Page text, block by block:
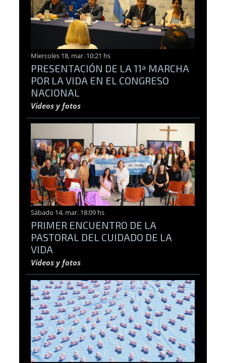
Miercoles 18, mar. 10:21 hs
PRESENTACIÓN DE LA 11ª MARCHA
POR LA VIDA EN EL CONGRESO
NACIONAL
Videos y fotos
Sábado 14, mar. 18:09 hs
PRIMER ENCUENTRO DE LA
PASTORAL DEL CUIDADO DE LA
VIDA
Videos y fotos